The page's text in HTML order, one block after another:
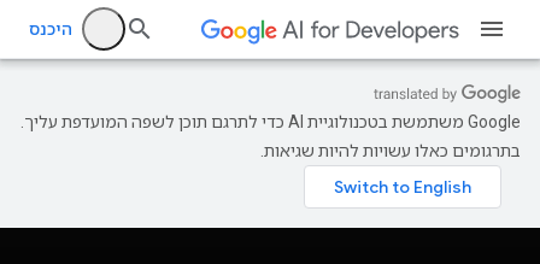
היכנס
‫Google משתמשת בטכנולוגיית AI כדי לתרגם תוכן לשפה המועדפת עליך.
בתרגומים כאלו עשויות להיות שגיאות.